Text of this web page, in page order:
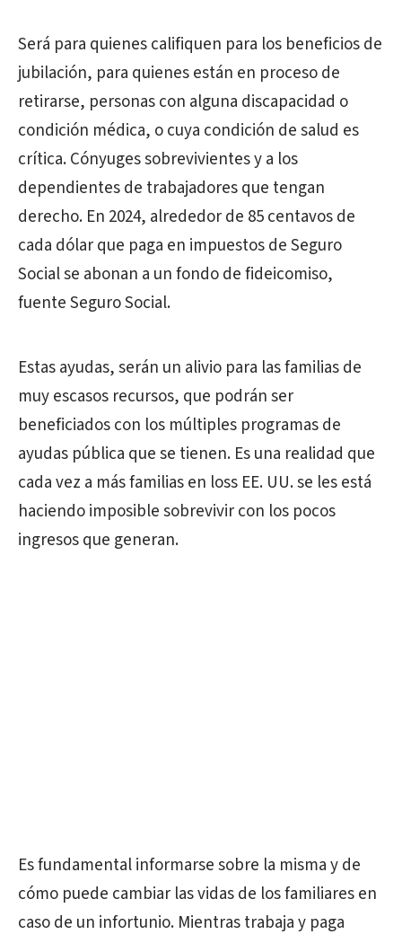
Será para quienes califiquen para los beneficios de
jubilación, para quienes están en proceso de
retirarse, personas con alguna discapacidad o
condición médica, o cuya condición de salud es
crítica. Cónyuges sobrevivientes y a los
dependientes de trabajadores que tengan
derecho. En 2024, alrededor de 85 centavos de
cada dólar que paga en impuestos de Seguro
Social se abonan a un fondo de fideicomiso,
fuente Seguro Social.
Estas ayudas, serán un alivio para las familias de
muy escasos recursos, que podrán ser
beneficiados con los múltiples programas de
ayudas pública que se tienen. Es una realidad que
cada vez a más familias en loss EE. UU. se les está
haciendo imposible sobrevivir con los pocos
ingresos que generan.
Es fundamental informarse sobre la misma y de
cómo puede cambiar las vidas de los familiares en
caso de un infortunio. Mientras trabaja y paga